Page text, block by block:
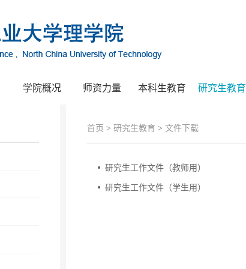
学院概况 师资力量 本科生教育 研究生教育
首页 > 研究生教育 > 文件下载
研究生工作文件（教师用）
研究生工作文件（学生用）